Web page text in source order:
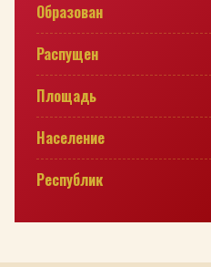
Образован
Распущен
Площадь
Население
Республик